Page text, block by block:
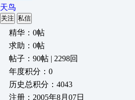
天鸟
关注 私信
精华：0帖
求助：0帖
帖子：90帖 | 2298回
年度积分：0
历史总积分：4043
注册：2005年8月07日